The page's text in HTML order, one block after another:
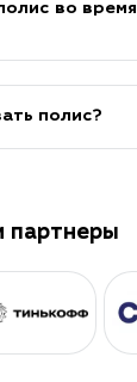
во время
полис?
партнеры